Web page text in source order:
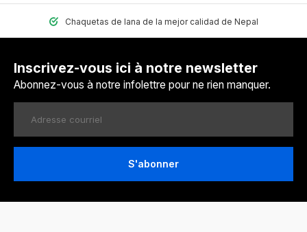
Chaquetas de lana de la mejor calidad de Nepal
Inscrivez-vous ici à notre newsletter
Abonnez-vous à notre infolettre pour ne rien manquer.
S'abonner